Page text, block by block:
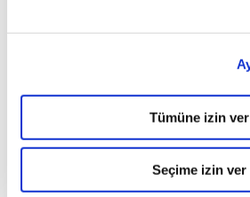
Tümüne izin ver
Seçime izin ver
Aracımı nasıl satarım, aracım kaç
Ücretsiz ekspertiz sonrası, otoplus